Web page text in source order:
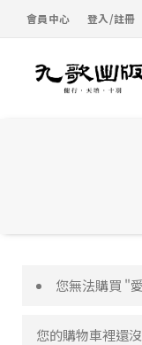
會員中心 登入/註冊
您無法購買 "
您的購物車裡還